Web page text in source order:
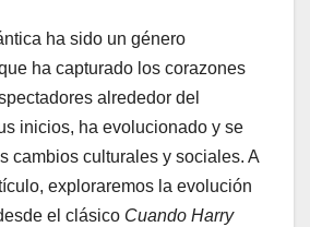
ha sido un género
ha capturado los corazones
alrededor del
inicios, ha evolucionado y se
cambios culturales y sociales. A
exploraremos la evolución
el clásico Cuando Harry